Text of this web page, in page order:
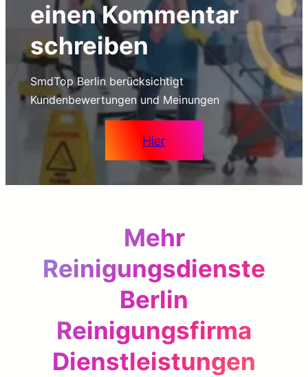
einen Kommentar
schreiben
SmdTop Berlin berücksichtigt
Kundenbewertungen und Meinungen
Hier
Mehr
Reinigungsdienste
Berlin
Reinigungsfirma
Dienstleistungen